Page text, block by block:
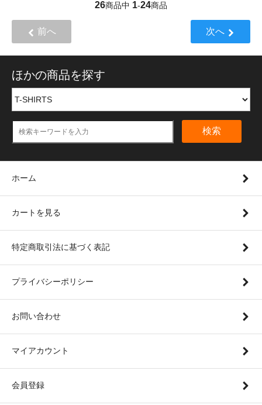
26商品中 1-24商品
前へ 次へ
ほかの商品を探す
検索
ホーム
カートを見る
特定商取引法に基づく表記
プライバシーポリシー
お問い合わせ
マイアカウント
会員登録